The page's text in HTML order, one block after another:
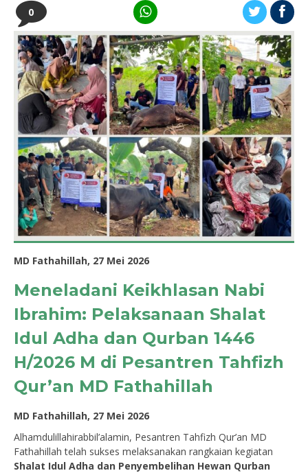
0
MD Fathahillah, 27 Mei 2026
Meneladani Keikhlasan Nabi
Ibrahim: Pelaksanaan Shalat
Idul Adha dan Qurban 1446
H/2026 M di Pesantren Tahfizh
Qur’an MD Fathahillah
MD Fathahillah, 27 Mei 2026
Alhamdulillahirabbil’alamin, Pesantren Tahfizh Qur’an MD
Fathahillah telah sukses melaksanakan rangkaian kegiatan
Shalat Idul Adha dan Penyembelihan Hewan Qurban